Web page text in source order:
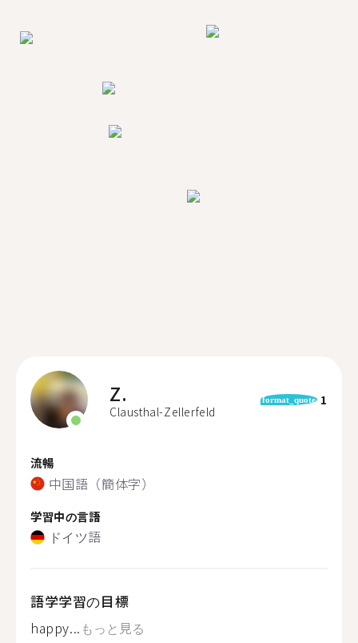
Z.
Clausthal-Zellerfeld
format_quote 1
流暢
中国語（簡体字）
学習中の言語
ドイツ語
語学学習の目標
happy... もっと見る